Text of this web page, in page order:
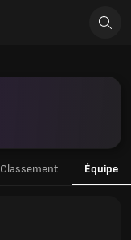
Classement Équipe